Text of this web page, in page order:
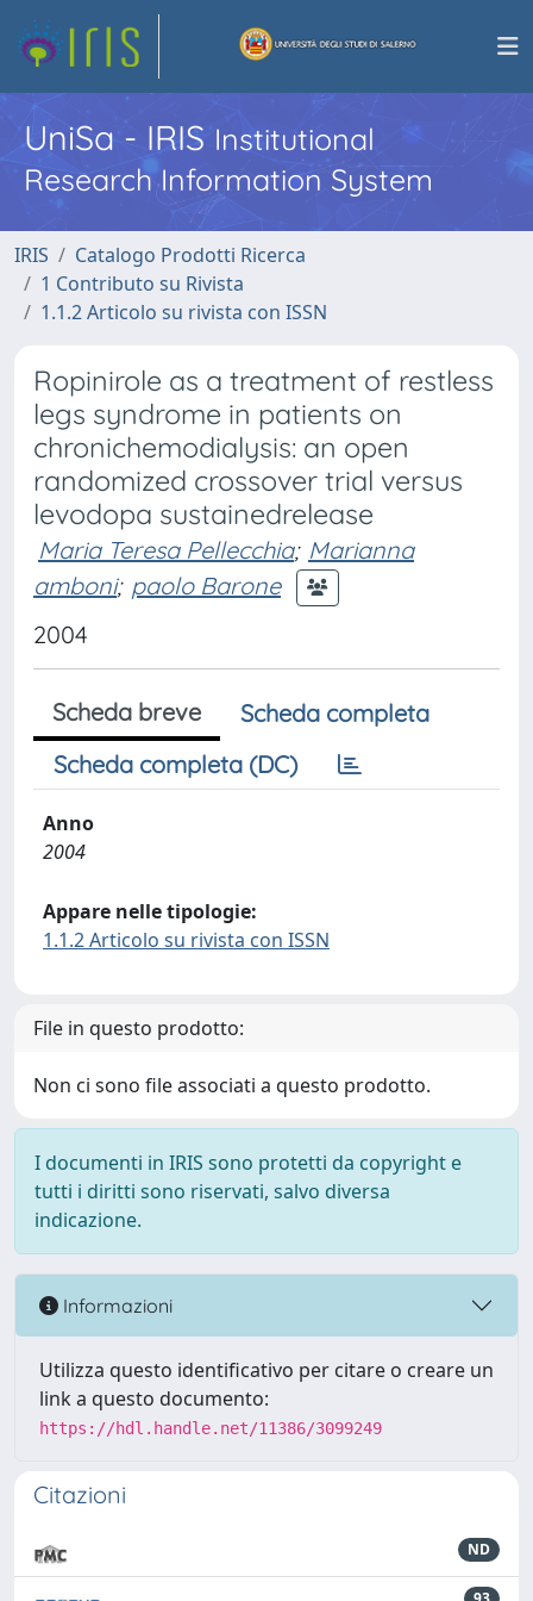
UniSa - IRISInstitutional
Research Information System
IRIS
Catalogo Prodotti Ricerca
1 Contributo su Rivista
1.1.2 Articolo su rivista con ISSN
Ropinirole as a treatment of restless
legs syndrome in patients on
chronichemodialysis: an open
randomized crossover trial versus
levodopa sustainedrelease
Maria Teresa Pellecchia; Marianna
amboni; paolo Barone
2004
Scheda breve
Scheda completa
Scheda completa (DC)
Anno
2004
Appare nelle tipologie:
1.1.2 Articolo su rivista con ISSN
File in questo prodotto:
Non ci sono file associati a questo prodotto.
I documenti in IRIS sono protetti da copyright e
tutti i diritti sono riservati, salvo diversa
indicazione.
Informazioni
Utilizza questo identificativo per citare o creare un
link a questo documento:
https://hdl.handle.net/11386/3099249
Citazioni
ND